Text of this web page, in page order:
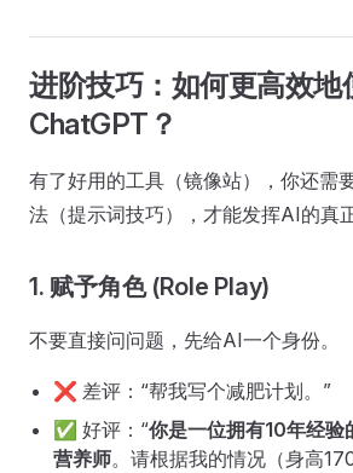
进阶技巧：如何更高效地
ChatGPT？
有了好用的工具（镜像站），你还需
法（提示词技巧），才能发挥AI的真
1. 赋予角色 (Role Play)
不要直接问问题，先给AI一个身份。
❌ 差评：“帮我写个减肥计划。”
✅ 好评：“你是一位拥有10年经验
营养师。请根据我的情况（身高